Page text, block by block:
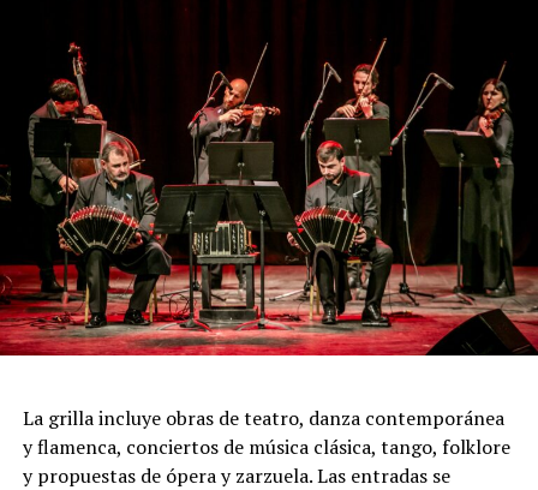
Incluye más de diez cambios de vestuario, un cuidado
diseño lumínico y escenas donde las diagonales, las
acrobacias, los firuletes y las coreografías
perfectamente sincronizadas convierten cada cuadro en
una demostración de virtuosismo, sensibilidad y trabajo
colectivo.
"Queremos que quienes todavía no conocen Tango
Furia descubran por qué el tango puede emocionar a
todas las generaciones. Y que quienes ya vivieron una de
nuestras funciones tengan ganas de volver, porque cada
función hay meses de ensayo y un enorme trabajo en
equipo para emocionar y sorprender al
público", expresa Emmanuel Marín.
La grilla incluye obras de teatro, danza contemporánea
y flamenca, conciertos de música clásica, tango, folklore
y propuestas de ópera y zarzuela. Las entradas se